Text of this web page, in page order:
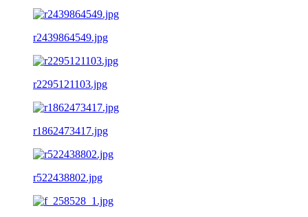
r2439864549.jpg
r2295121103.jpg
r1862473417.jpg
r522438802.jpg